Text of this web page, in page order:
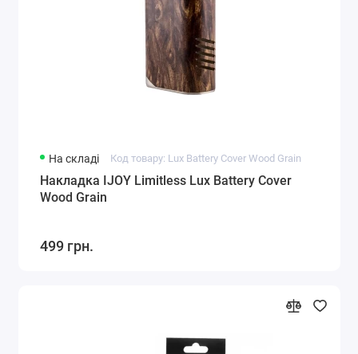
На складі Код товару: Lux Battery Cover Wood Grain
Накладка IJOY Limitless Lux Battery Cover
Wood Grain
499 грн.